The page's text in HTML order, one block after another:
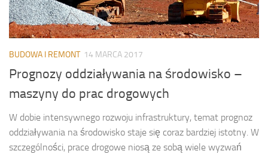
BUDOWA I REMONT 14 MARCA 2017
Prognozy oddziaływania na środowisko –
maszyny do prac drogowych
W dobie intensywnego rozwoju infrastruktury, temat prognoz
oddziaływania na środowisko staje się coraz bardziej istotny. W
szczególności, prace drogowe niosą ze sobą wiele wyzwań